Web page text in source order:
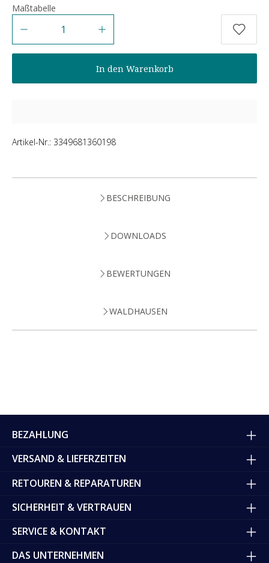
Maßtabelle
In den Warenkorb
Artikel-Nr.: 3349681360198
BESCHREIBUNG
DOWNLOADS
BEWERTUNGEN
WALDHAUSEN
BEZAHLUNG
VERSAND & LIEFERZEITEN
RETOUREN & REPARATUREN
SICHERHEIT & VERTRAUEN
SERVICE & KONTAKT
DAS UNTERNEHMEN